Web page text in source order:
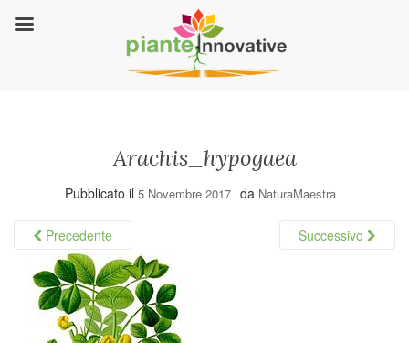
Arachis_hypogaea
Pubblicato il 5 Novembre 2017 da NaturaMaestra
Precedente Successivo